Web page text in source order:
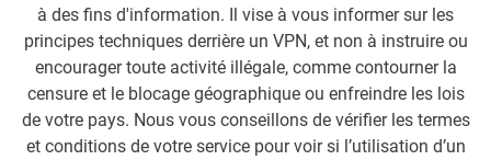
à des fins d'information. Il vise à vous informer sur les
principes techniques derrière un VPN, et non à instruire ou
encourager toute activité illégale, comme contourner la
censure et le blocage géographique ou enfreindre les lois
de votre pays. Nous vous conseillons de vérifier les termes
et conditions de votre service pour voir si l’utilisation d’un